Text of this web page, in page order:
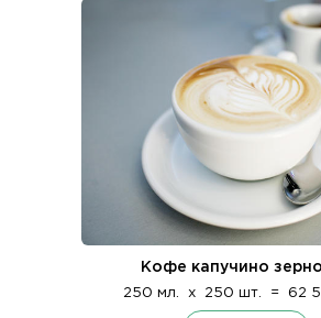
Кофе капучино
250 мл. x 250 шт. = 62